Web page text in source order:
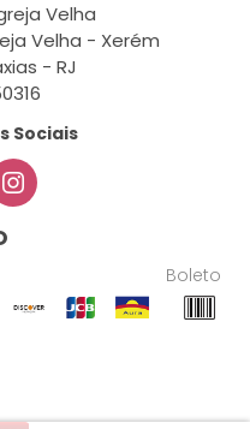
Velha
Velha - Xerém
- RJ
Sociais
Boleto